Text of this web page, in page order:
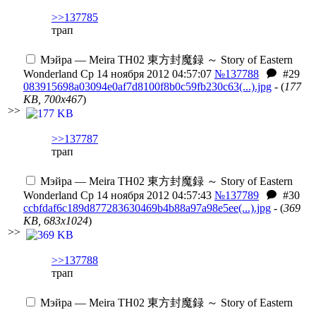
>>137785
трап
>>
Мэйра — Meira TH02 東方封魔録 ～ Story of Eastern
Wonderland Ср 14 ноября 2012 04:57:07 №137788
#29
083915698a03094e0af7d8100f8b0c59fb230c63(...).jpg - (177
KB, 700x467)
>>137787
трап
>>
Мэйра — Meira TH02 東方封魔録 ～ Story of Eastern
Wonderland Ср 14 ноября 2012 04:57:43 №137789
#30
ccbfdaf6c189d877283630469b4b88a97a98e5ee(...).jpg - (369
KB, 683x1024)
>>137788
трап
Мэйра — Meira TH02 東方封魔録 ～ Story of Eastern